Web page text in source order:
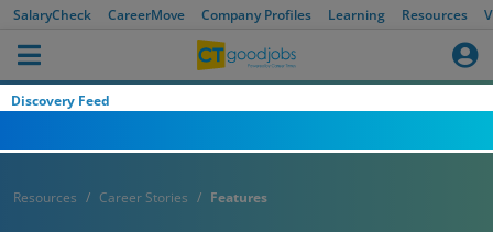
SalaryCheck CareerMove Company Profiles Learning Resources
Discovery Feed
Resources Career Stories Features